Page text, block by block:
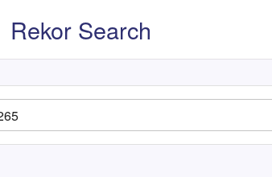
Rekor Search